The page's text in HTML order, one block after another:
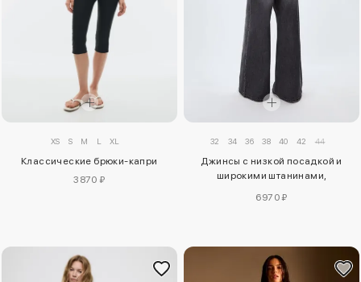
XS S M L XL
Классические брюки-капри
3870 ₽
32 34 36 38 40 42 44
Джинсы с низкой посадкой и
широкими штанинами,
6970 ₽